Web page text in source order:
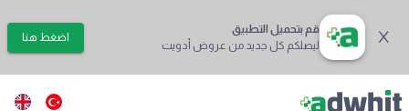
قم بتحميل التطبيق
ليصلكم كل جديد من عروض أدويت
اضغط هنا